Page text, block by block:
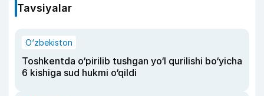
Tavsiyalar
O‘zbekiston
Toshkentda o‘pirilib tushgan yo‘l qurilishi bo‘yicha
6 kishiga sud hukmi o‘qildi